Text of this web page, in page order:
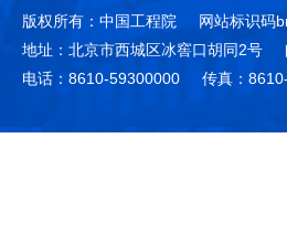
版权所有：中国工程院 网站标识码
地址：北京市西城区冰窖口胡同2号
电话：8610-59300000
传真：